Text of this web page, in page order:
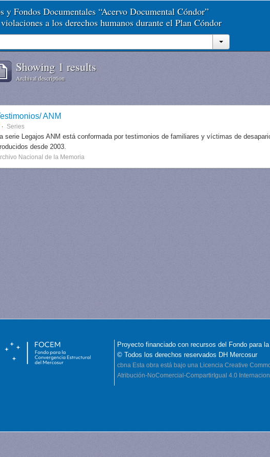
y Fondos Documentales “Acervo Documental Cóndor”
a los derechos humanos durante el Plan Cóndor
Showing 1 results
Archival description
ANM
Series
serie Legajos ANM está conformada por testimonios de familiares y víctimas de
desde 2003.
Nacional de la Memoria
Proyecto financiado con recursos del Fondo para
© Todos los derechos reservados DH Mercosur
cbna Esta obra está bajo una Licencia Creative
Atribución-NoComercial-CompartirIgual 4.0